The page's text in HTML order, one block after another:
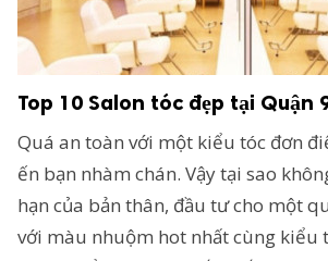
Top 10 Salon tóc đẹp tại Quận
Quá an toàn với một kiểu tóc đơn
ến bạn nhàm chán. Vậy tại sao
hạn của bản thân, đầu tư cho một
với màu nhuộm hot nhất cùng kiểu